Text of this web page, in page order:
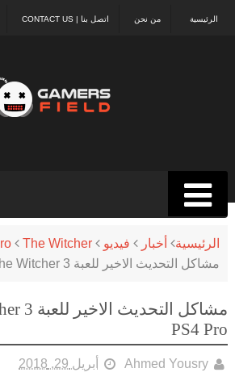
اتصل بنا | CONTACT US من نحن الرئيسية
الرئيسية أخبار فيديو
The Witcher
مشاكل التحديث الاخير للعبة The Witcher 3 على PS4 Pro
PS4 Pro
Ahmed Yousry أبريل 29, 2018